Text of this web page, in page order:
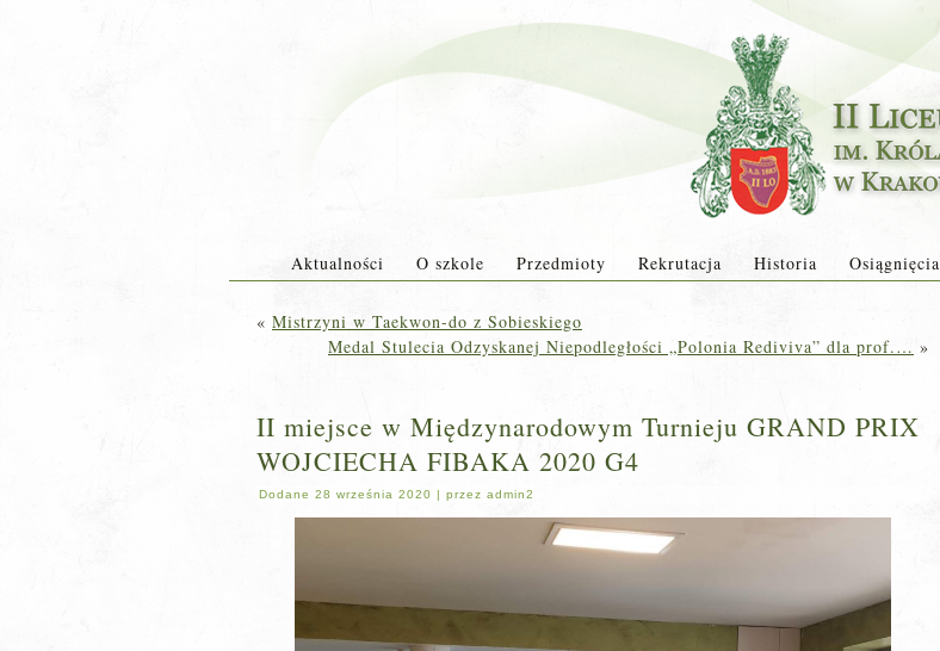
Aktualności O szkole Przedmioty Rekrutacja Historia Osiągnięcia
« Mistrzyni w Taekwon-do z Sobieskiego
Medal Stulecia Odzyskanej Niepodległości „Polonia Rediviva” dla prof.… »
II miejsce w Międzynarodowym Turnieju GRAND PRIX
WOJCIECHA FIBAKA 2020 G4
Dodane 28 września 2020 | przez admin2